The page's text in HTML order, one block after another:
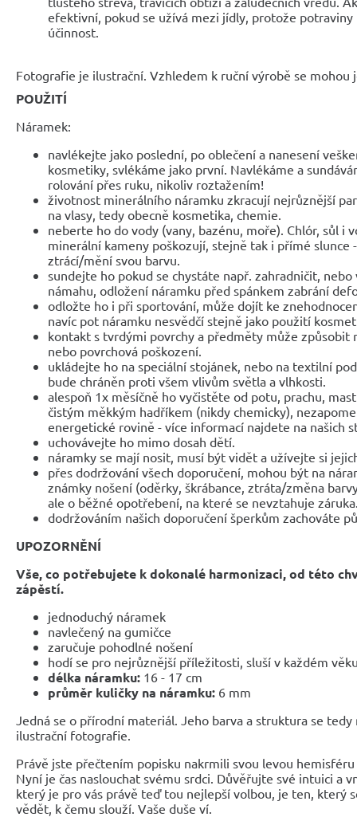
efektivní, pokud se užívá mezi jídly, protože
účinnost.
Fotografie je ilustrační. Vzhledem k ruční výrobě se
POUŽITÍ
Náramek:
navlékejte jako poslední, po oblečení a nanesení
kosmetiky, svlékáme jako první. Navlékáme a
rolování přes ruku, nikoliv roztažením!
životnost minerálního náramku zkracují nejrůznější
na vlasy, tedy obecně kosmetika, chemie.
neberte ho do vody (vany, bazénu, moře). Chlór, sůl i
minerální kameny poškozují, stejně tak i přímé slunce
ztrácí/mění svou barvu.
sundejte ho pokud se chystáte např. zahradničit,
námahu, odložení náramku před spánkem zabrání
odložte ho i při sportování, může dojít ke
navíc pot náramku nesvědčí stejně jako použití
kontakt s tvrdými povrchy a předměty může způsobit
nebo povrchová poškození.
ukládejte ho na speciální stojánek, nebo na textilní
bude chráněn proti všem vlivům světla a vlhkosti.
alespoň 1x měsíčně ho vyčistěte od potu, prachu,
čistým měkkým hadříkem (nikdy chemicky),
energetické rovině - více informací najdete na našich
uchovávejte ho mimo dosah dětí.
náramky se mají nosit, musí být vidět a užívejte si
přes dodržování všech doporučení, mohou být na
známky nošení (oděrky, škrábance, ztráta/změna
ale o běžné opotřebení, na které se nevztahuje
dodržováním našich doporučení šperkům zachováte
UPOZORNĚNÍ
Vše, co potřebujete k dokonalé harmonizaci, od této
zápěstí.
jednoduchý náramek
navlečený na gumičce
zaručuje pohodlné nošení
hodí se pro nejrůznější příležitosti, sluší v každém
délka náramku: 16 - 17 cm
průměr kuličky na náramku: 6 mm
Jedná se o přírodní materiál. Jeho barva a struktura se
ilustrační fotografie.
Právě jste přečtením popisku nakrmili svou levou
Nyní je čas naslouchat svému srdci. Důvěřujte své intuici a
který je pro vás právě teď tou nejlepší volbou, je ten, který
vědět, k čemu slouží. Vaše duše ví.